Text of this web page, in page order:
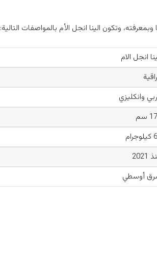
وتكون الينا انجل الأم بالمواصفات التالية:
انجل الام
وانكليزي
سم
أوسطي